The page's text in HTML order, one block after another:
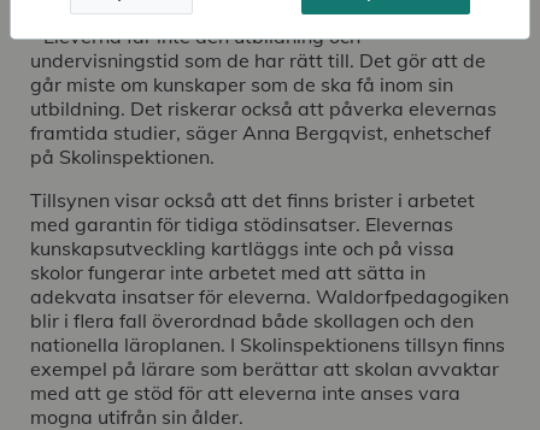
- Eleverna får inte den utbildning och
undervisningstid som de har rätt till. Det gör att de
går miste om kunskaper som de ska få inom sin
utbildning. Det riskerar också att påverka elevernas
framtida studier, säger Anna Bergqvist, enhetschef
på Skolinspektionen.
Tillsynen visar också att det finns brister i arbetet
med garantin för tidiga stödinsatser. Elevernas
kunskapsutveckling kartläggs inte och på vissa
skolor fungerar inte arbetet med att sätta in
adekvata insatser för eleverna. Waldorfpedagogiken
blir i flera fall överordnad både skollagen och den
nationella läroplanen. I Skolinspektionens tillsyn finns
exempel på lärare som berättar att skolan avvaktar
med att ge stöd för att eleverna inte anses vara
mogna utifrån sin ålder.